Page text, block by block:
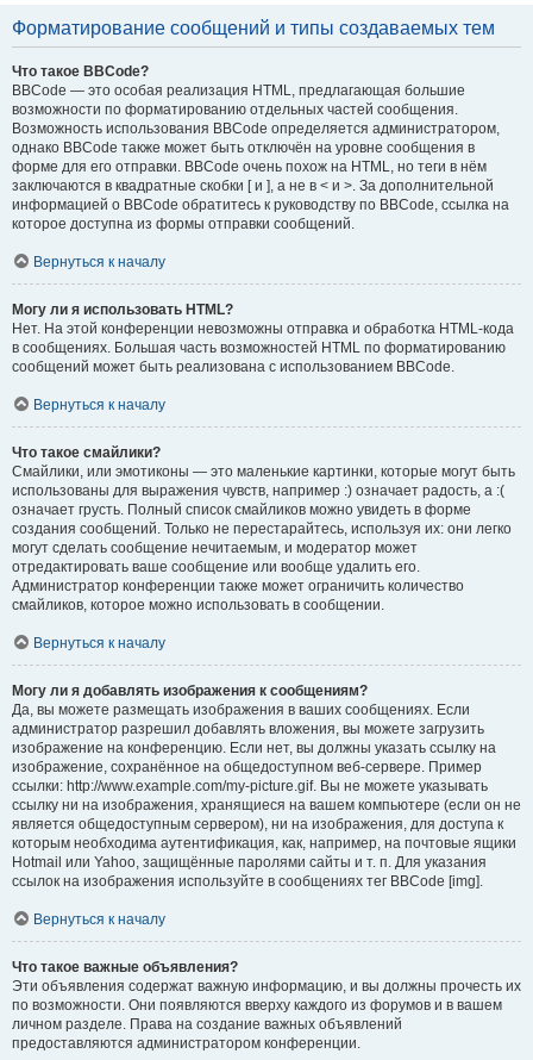
Форматирование сообщений и типы создаваемых тем
Что такое BBCode?
BBCode — это особая реализация HTML, предлагающая большие
возможности по форматированию отдельных частей сообщения.
Возможность использования BBCode определяется администратором,
однако BBCode также может быть отключён на уровне сообщения в
форме для его отправки. BBCode очень похож на HTML, но теги в нём
заключаются в квадратные скобки [ и ], а не в < и >. За дополнительной
информацией о BBCode обратитесь к руководству по BBCode, ссылка на
которое доступна из формы отправки сообщений.
Вернуться к началу
Могу ли я использовать HTML?
Нет. На этой конференции невозможны отправка и обработка HTML-кода
в сообщениях. Большая часть возможностей HTML по форматированию
сообщений может быть реализована с использованием BBCode.
Вернуться к началу
Что такое смайлики?
Смайлики, или эмотиконы — это маленькие картинки, которые могут быть
использованы для выражения чувств, например :) означает радость, а :(
означает грусть. Полный список смайликов можно увидеть в форме
создания сообщений. Только не перестарайтесь, используя их: они легко
могут сделать сообщение нечитаемым, и модератор может
отредактировать ваше сообщение или вообще удалить его.
Администратор конференции также может ограничить количество
смайликов, которое можно использовать в сообщении.
Вернуться к началу
Могу ли я добавлять изображения к сообщениям?
Да, вы можете размещать изображения в ваших сообщениях. Если
администратор разрешил добавлять вложения, вы можете загрузить
изображение на конференцию. Если нет, вы должны указать ссылку на
изображение, сохранённое на общедоступном веб-сервере. Пример
ссылки: http://www.example.com/my-picture.gif. Вы не можете указывать
ссылку ни на изображения, хранящиеся на вашем компьютере (если он не
является общедоступным сервером), ни на изображения, для доступа к
которым необходима аутентификация, как, например, на почтовые ящики
Hotmail или Yahoo, защищённые паролями сайты и т. п. Для указания
ссылок на изображения используйте в сообщениях тег BBCode [img].
Вернуться к началу
Что такое важные объявления?
Эти объявления содержат важную информацию, и вы должны прочесть их
по возможности. Они появляются вверху каждого из форумов и в вашем
личном разделе. Права на создание важных объявлений
предоставляются администратором конференции.